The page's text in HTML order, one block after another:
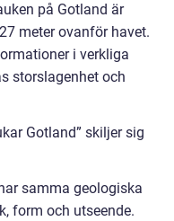
på Gotland är
meter ovanför havet.
i verkliga
storslagenhet och
Gotland” skiljer sig
samma geologiska
form och utseende.